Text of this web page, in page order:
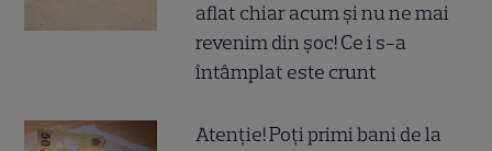
aflat chiar acum și nu ne mai
revenim din șoc! Ce i s-a
întâmplat este crunt
Atenție! Poți primi bani de la